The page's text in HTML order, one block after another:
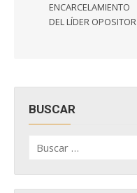
ENCARCELAMIENTO
DEL LÍDER OPOSITOR
BUSCAR
por: